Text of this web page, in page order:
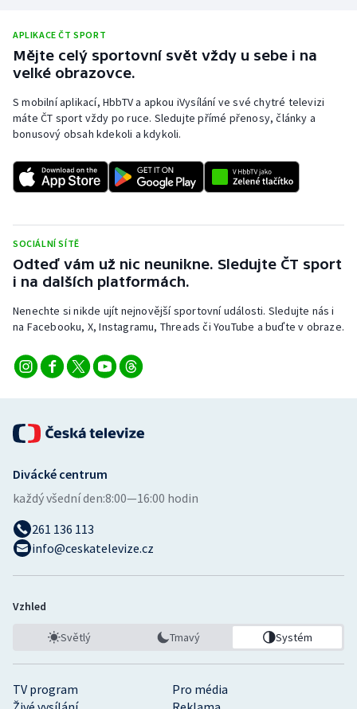
Parasport
Plavání
Plážový volejbal
Ragby
Rychlostní kanoistika
Short track
Sportovní střelba
Stolní tenis
Triatlon
Veslování
Vodní slalom
Ostatní
APLIKACE ČT SPORT
Mějte celý sportovní svět vždy u sebe i na
velké obrazovce.
S mobilní aplikací, HbbTV a apkou iVysílání ve své chytré televizi
máte ČT sport vždy po ruce. Sledujte přímé přenosy, články a
bonusový obsah kdekoli a kdykoli.
SOCIÁLNÍ SÍTĚ
Odteď vám už nic neunikne. Sledujte ČT sport
i na dalších platformách.
Nenechte si nikde ujít nejnovější sportovní události. Sledujte nás i
na Facebooku, X, Instagramu, Threads či YouTube a buďte v obraze.
TV program
Pro média
Divácké centrum
každý všední den:8:00—16:00 hodin
261 136 113
info@ceskatelevize.cz
Vzhled
Světlý Tmavý Systém